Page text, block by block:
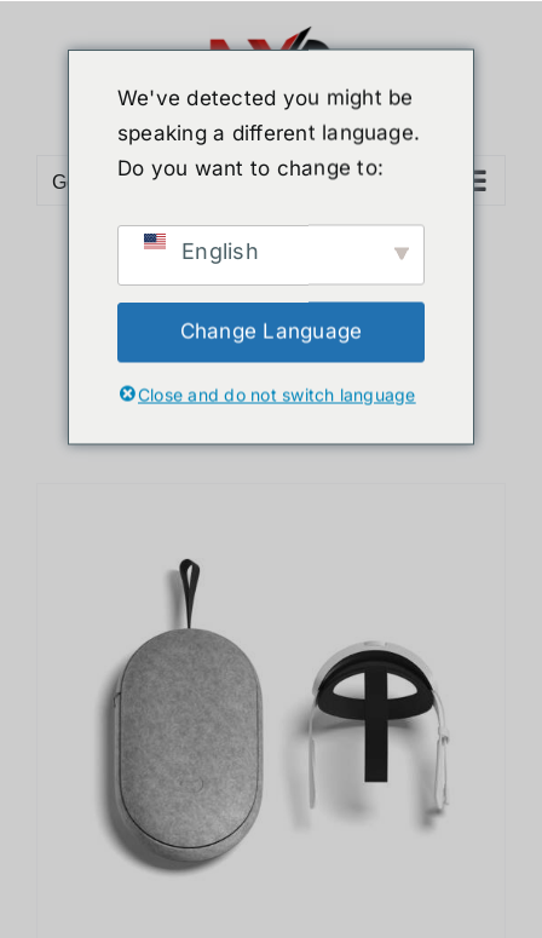
Go to...
Sort byDefault Order
Show12 Products
We've detected you might be
speaking a different language.
Do you want to change to:
English
Change Language
Close and do not switch language